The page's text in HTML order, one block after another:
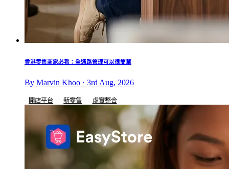
香港零售商家必看：全通路管理可以很簡單
By Marvin Khoo · 3rd Aug, 2026
開店平台 新零售 虛實整合